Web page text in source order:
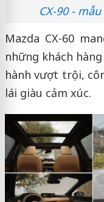
CX-90 -
Mazda CX-60
những khách
hành vượt trội,
lái giàu cảm xúc.